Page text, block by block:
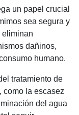
un papel crucial
sea segura y
eliminan
dañinos,
humano.
tratamiento de
como la escasez
del agua